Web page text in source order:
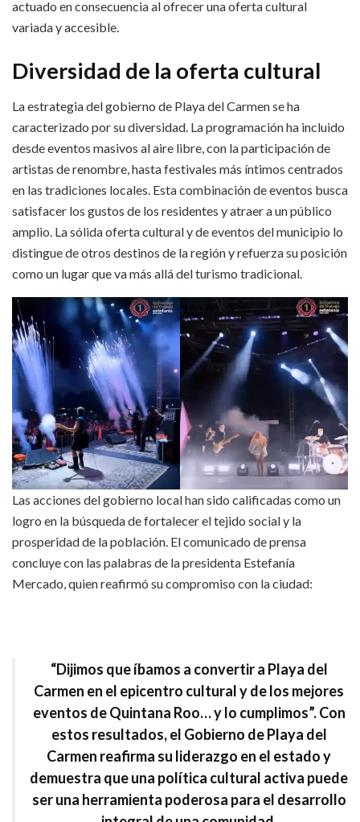
actuado en consecuencia al ofrecer una oferta cultural
variada y accesible.
Diversidad de la oferta cultural
La estrategia del gobierno de Playa del Carmen se ha
caracterizado por su diversidad. La programación ha incluido
desde eventos masivos al aire libre, con la participación de
artistas de renombre, hasta festivales más íntimos centrados
en las tradiciones locales. Esta combinación de eventos busca
satisfacer los gustos de los residentes y atraer a un público
amplio. La sólida oferta cultural y de eventos del municipio lo
distingue de otros destinos de la región y refuerza su posición
como un lugar que va más allá del turismo tradicional.
Las acciones del gobierno local han sido calificadas como un
logro en la búsqueda de fortalecer el tejido social y la
prosperidad de la población. El comunicado de prensa
concluye con las palabras de la presidenta Estefanía
Mercado, quien reafirmó su compromiso con la ciudad:
“Dijimos que íbamos a convertir a Playa del
Carmen en el epicentro cultural y de los mejores
eventos de Quintana Roo… y lo cumplimos”.Con
estos resultados, el Gobierno de Playa del
Carmen reafirma su liderazgo en el estado y
demuestra que una política cultural activa puede
ser una herramienta poderosa para el desarrollo